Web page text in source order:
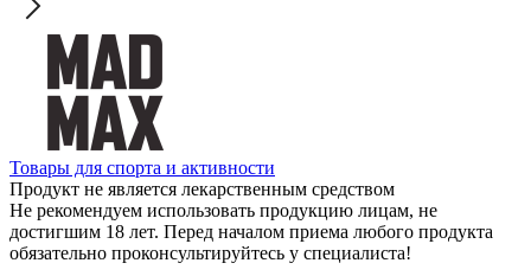
Товары для спорта и активности
Продукт не является лекарственным средством
Не рекомендуем использовать продукцию лицам, не
достигшим 18 лет. Перед началом приема любого продукта
обязательно проконсультируйтесь у специалиста!